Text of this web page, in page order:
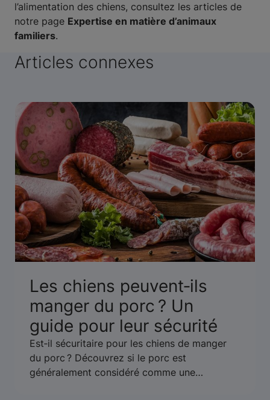
l’alimentation des chiens, consultez les articles de
notre page Expertise en matière d’animaux
familiers.
Articles connexes
Les chiens peuvent‑ils
manger du porc ? Un
guide pour leur sécurité
Est‑il sécuritaire pour les chiens de manger
du porc ? Découvrez si le porc est
généralement considéré comme une